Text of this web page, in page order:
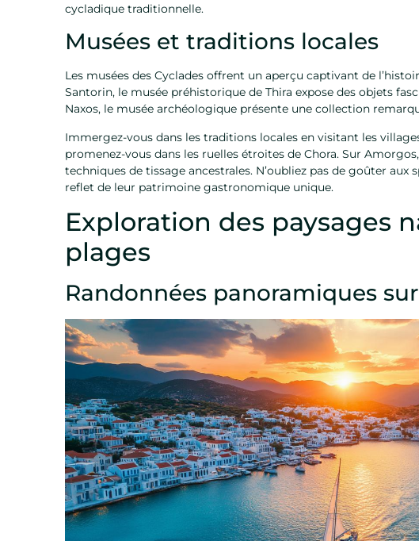
cycladique traditionnelle.
Musées et traditions locales
Les musées des Cyclades offrent un aperçu captivant de
Santorin, le musée préhistorique de Thira expose des objets
Naxos, le musée archéologique présente une collection
Immergez-vous dans les traditions locales en visitant les
promenez-vous dans les ruelles étroites de Chora. Sur
techniques de tissage ancestrales. N’oubliez pas de goûter aux
reflet de leur patrimoine gastronomique unique.
Exploration des paysages
plages
Randonnées panoramiques